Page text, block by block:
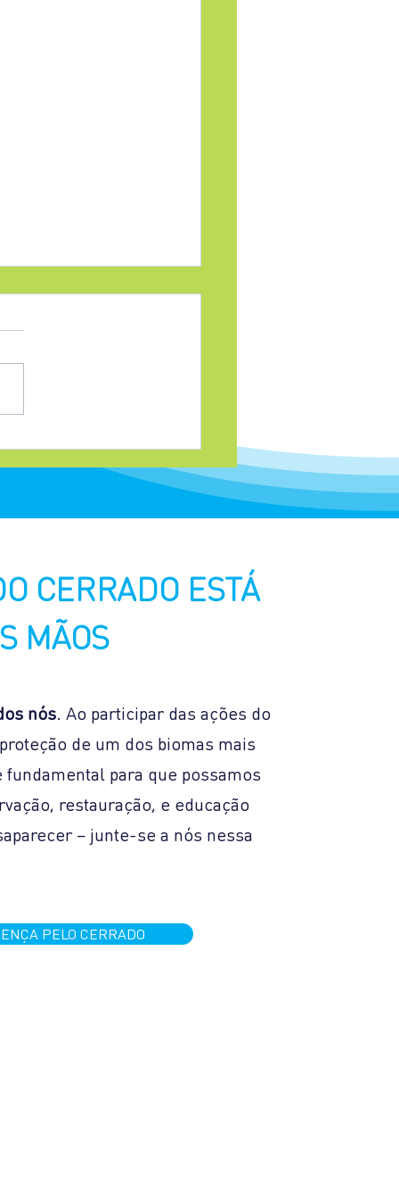
CERRADO ESTÁ
MÃOS
nós. Ao participar das ações do
de um dos biomas mais
para que possamos
restauração, e educação
– junte-se a nós nessa
PELO CERRADO